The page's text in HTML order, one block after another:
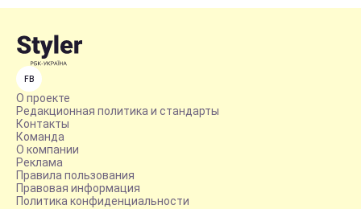
FB
О проекте
Редакционная политика и стандарты
Контакты
Команда
О компании
Реклама
Правила пользования
Правовая информация
Политика конфиденциальности